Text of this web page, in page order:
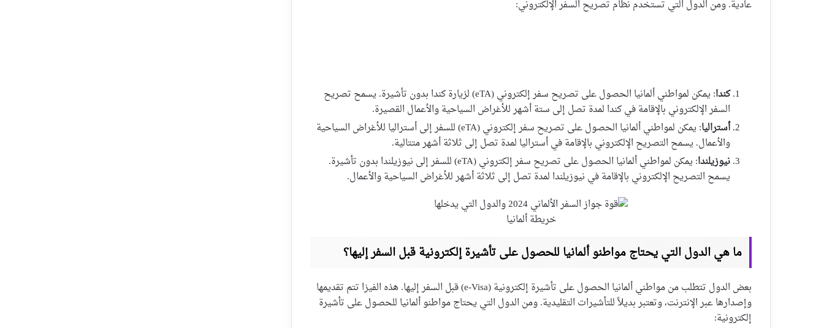
عادية. ومن الدول التي تستخدم نظام تصريح السفر الإلكتروني:
كندا
: يمكن لمواطني ألمانيا الحصول على تصريح سفر إلكتروني (eTA) لزيارة كندا بدون تأشيرة. يسمح تصريح
السفر الإلكتروني بالإقامة في كندا لمدة تصل إلى ستة أشهر للأغراض السياحية والأعمال القصيرة.
أستراليا
: يمكن لمواطني ألمانيا الحصول على تصريح سفر إلكتروني (eTA) للسفر إلى أستراليا للأغراض السياحية
والأعمال. يسمح التصريح الإلكتروني بالإقامة في أستراليا لمدة تصل إلى ثلاثة أشهر متتالية.
نيوزيلندا
: يمكن لمواطني ألمانيا الحصول على تصريح سفر إلكتروني (eTA) للسفر إلى نيوزيلندا بدون تأشيرة.
يسمح التصريح الإلكتروني بالإقامة في نيوزيلندا لمدة تصل إلى ثلاثة أشهر للأغراض السياحية والأعمال.
خريطة ألمانيا
ما هي الدول التي يحتاج مواطنو ألمانيا للحصول على تأشيرة إلكترونية قبل السفر إليها؟
بعض الدول تتطلب من مواطني ألمانيا الحصول على تأشيرة إلكترونية (e-Visa) قبل السفر إليها. هذه الفيزا تتم تقديمها
وإصدارها عبر الإنترنت، وتعتبر بديلاً للتأشيرات التقليدية. ومن الدول التي يحتاج مواطنو ألمانيا للحصول على تأشيرة
إلكترونية: